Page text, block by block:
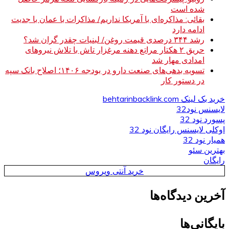
شده است
بقائی: مذاکره‌ای با آمریکا نداریم/ مذاکرات با عمان با جدیت
ادامه دارد
رشد ۳۴۴ درصدی قیمت روغن/ لبنیات چقدر گران شد؟
حریق ۲ هکتار مراتع دهنه مرغزار تاش با تلاش نیروهای
امدادی مهار شد
تسویه بدهی‌های صنعت دارو در بودجه ۱۴۰۶؛ اصلاح بانک سپه
در دستور کار
خرید بک لینک behtarinbacklink.com
لایسنس نود32
پسورد نود 32
اوکلی لایسنس رایگان نود 32
همیار نود 32
بهترین سئو
رایگان
خرید آنتی ویروس
آخرین دیدگاه‌ها
بایگانی‌ها